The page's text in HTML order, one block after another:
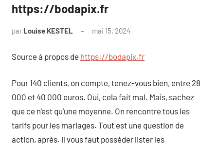
https://bodapix.fr
par Louise KESTEL mai 15, 2024
Source à propos de https://bodapix.fr
Pour 140 clients, on compte, tenez-vous bien, entre 28
000 et 40 000 euros. Oui, cela fait mal. Mais, sachez
que ce n’est qu’une moyenne. On rencontre tous les
tarifs pour les mariages. Tout est une question de
action, après. il vous faut posséder lister les